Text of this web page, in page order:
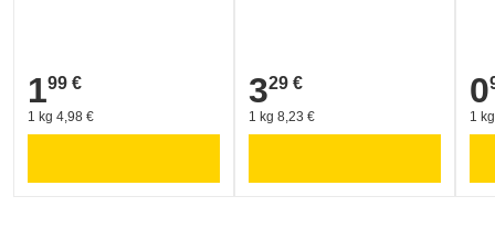
1,99 €
199 €
1 kg 4,98 €
3,29 €
329 €
1 kg 8,23 €
0
1